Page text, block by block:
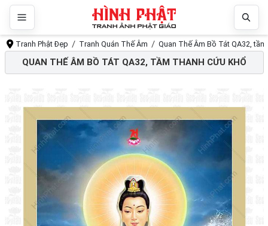
Tranh Phật Đẹp Tranh Quán Thế Âm Quan Thế Âm Bồ Tát QA32,
QUAN THẾ ÂM BỒ TÁT QA32, TẦM THANH CỨU KHỔ